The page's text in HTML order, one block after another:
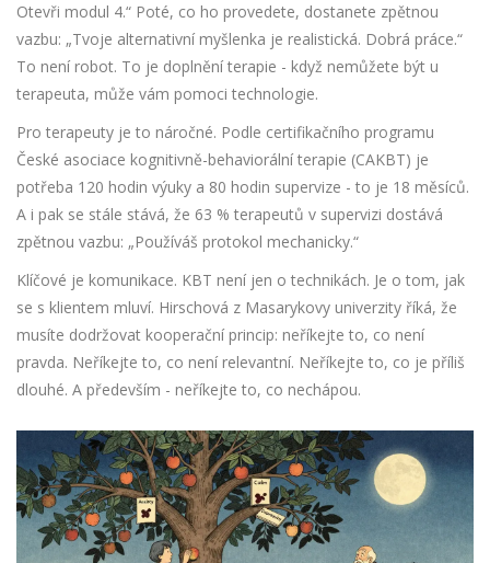
Otevři modul 4.“ Poté, co ho provedete, dostanete zpětnou
vazbu: „Tvoje alternativní myšlenka je realistická. Dobrá práce.“
To není robot. To je doplnění terapie - když nemůžete být u
terapeuta, může vám pomoci technologie.
Pro terapeuty je to náročné. Podle certifikačního programu
České asociace kognitivně-behaviorální terapie (CAKBT) je
potřeba 120 hodin výuky a 80 hodin supervize - to je 18 měsíců.
A i pak se stále stává, že 63 % terapeutů v supervizi dostává
zpětnou vazbu: „Používáš protokol mechanicky.“
Klíčové je komunikace. KBT není jen o technikách. Je o tom, jak
se s klientem mluví. Hirschová z Masarykovy univerzity říká, že
musíte dodržovat kooperační princip: neříkejte to, co není
pravda. Neříkejte to, co není relevantní. Neříkejte to, co je příliš
dlouhé. A především - neříkejte to, co nechápou.